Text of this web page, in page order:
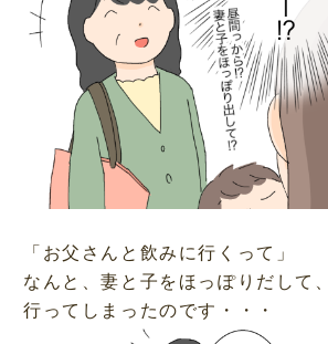
「お父さんと飲みに行くって」
なんと、妻と子をほっぽりだして
行ってしまったのです・・・